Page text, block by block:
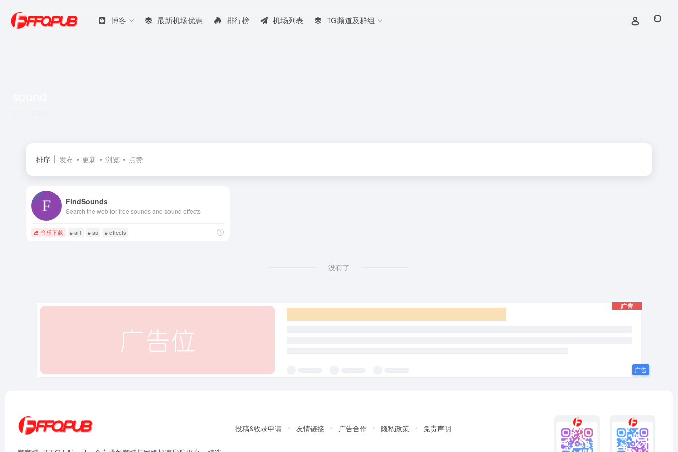
博客 最新机场优惠 排行榜 机场列表 TG频道及群组
排序 发布 更新 浏览 点赞
FindSounds
Search the web for free sounds and sound effects
音乐下载 # aiff # au # effects
没有了
投稿&收录申请 友情链接 广告合作 隐私政策 免责声明